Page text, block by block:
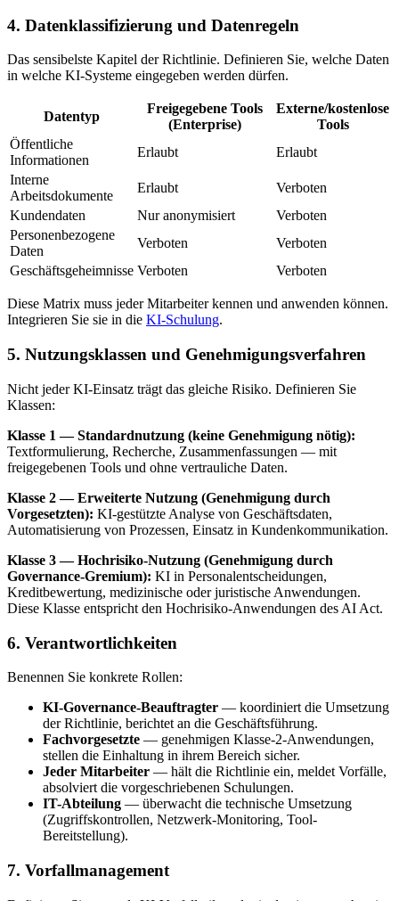
4. Datenklassifizierung und Datenregeln
Das sensibelste Kapitel der Richtlinie. Definieren Sie, welche Daten
in welche KI-Systeme eingegeben werden dürfen.
Datentyp
Freigegebene Tools
(Enterprise)
Externe/kostenlose
Tools
Öffentliche
Informationen
Erlaubt
Erlaubt
Interne
Arbeitsdokumente
Erlaubt
Verboten
Kundendaten
Nur anonymisiert
Verboten
Personenbezogene
Daten
Verboten
Verboten
Geschäftsgeheimnisse Verboten Verboten
Diese Matrix muss jeder Mitarbeiter kennen und anwenden können.
Integrieren Sie sie in die KI-Schulung.
5. Nutzungsklassen und Genehmigungsverfahren
Nicht jeder KI-Einsatz trägt das gleiche Risiko. Definieren Sie
Klassen:
Klasse 1 — Standardnutzung (keine Genehmigung nötig):
Textformulierung, Recherche, Zusammenfassungen — mit
freigegebenen Tools und ohne vertrauliche Daten.
Klasse 2 — Erweiterte Nutzung (Genehmigung durch
Vorgesetzten): KI-gestützte Analyse von Geschäftsdaten,
Automatisierung von Prozessen, Einsatz in Kundenkommunikation.
Klasse 3 — Hochrisiko-Nutzung (Genehmigung durch
Governance-Gremium): KI in Personalentscheidungen,
Kreditbewertung, medizinische oder juristische Anwendungen.
Diese Klasse entspricht den Hochrisiko-Anwendungen des AI Act.
6. Verantwortlichkeiten
Benennen Sie konkrete Rollen:
KI-Governance-Beauftragter — koordiniert die Umsetzung
der Richtlinie, berichtet an die Geschäftsführung.
Fachvorgesetzte — genehmigen Klasse-2-Anwendungen,
stellen die Einhaltung in ihrem Bereich sicher.
Jeder Mitarbeiter — hält die Richtlinie ein, meldet Vorfälle,
absolviert die vorgeschriebenen Schulungen.
IT-Abteilung — überwacht die technische Umsetzung
(Zugriffskontrollen, Netzwerk-Monitoring, Tool-
Bereitstellung).
7. Vorfallmanagement